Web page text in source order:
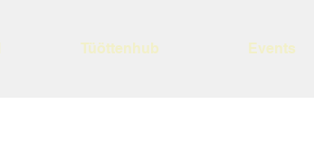
Tüöttenhub Events